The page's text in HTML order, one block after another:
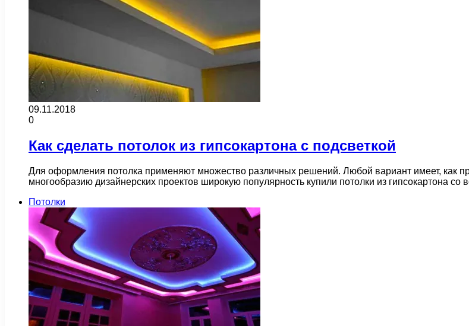
09.11.2018
0
Как сделать потолок из гипсокартона с подсветкой
Для оформления потолка применяют множество различных решений. Любой вариант имеет, как
многообразию дизайнерских проектов широкую популярность купили потолки из гипсокартона со
Потолки